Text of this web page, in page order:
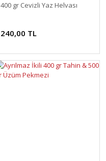
400 gr Cevizli Yaz Helvası
240,00 TL